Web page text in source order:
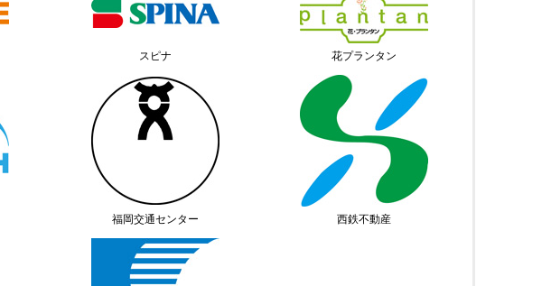
スピナ 花プランタン
福岡交通センター 西鉄不動産